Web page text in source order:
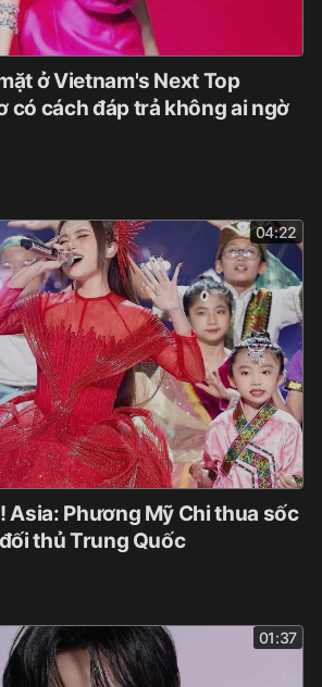
ở Vietnam's Next Top
có cách đáp trả không ai ngờ
04:22
Asia: Phương Mỹ Chi thua sốc
thủ Trung Quốc
01:37